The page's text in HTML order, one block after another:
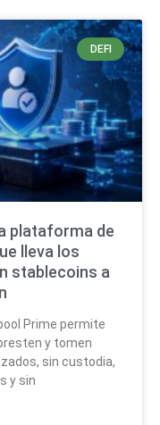
DEFI
plataforma de
lleva los
stablecoins a
Prime permite
y tomen
sin custodia,
y sin